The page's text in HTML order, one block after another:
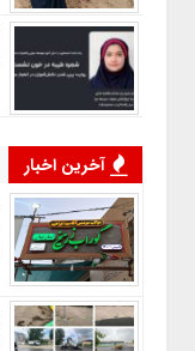
آخرین اخبار